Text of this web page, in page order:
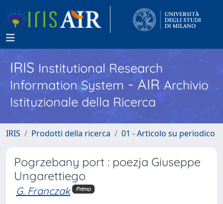
IRISInstitutional Research
Information System - AIR Archivio
Istituzionale della Ricerca
IRIS Prodotti della ricerca 01 - Articolo su periodico
Pogrzebany port : poezja Giuseppe
Ungarettiego
G. Franczak Primo